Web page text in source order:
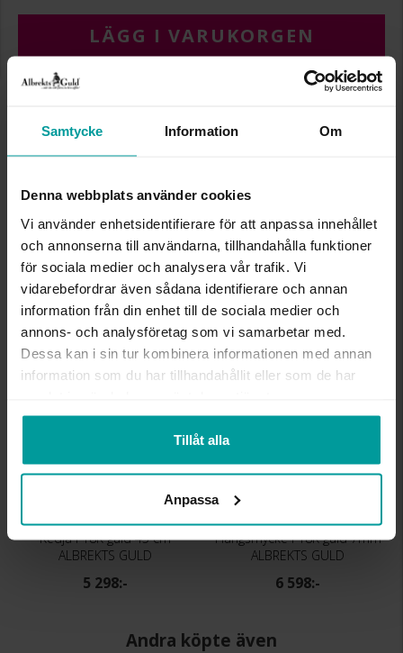
Samtycke Information Om
Denna webbplats använder cookies
Vi använder enhetsidentifierare för att anpassa innehållet
och annonserna till användarna, tillhandahålla funktioner
för sociala medier och analysera vår trafik. Vi
vidarebefordrar även sådana identifierare och annan
information från din enhet till de sociala medier och
annons- och analysföretag som vi samarbetar med.
Dessa kan i sin tur kombinera informationen med annan
information som du har tillhandahållit eller som de har
Tillåt alla
Anpassa
LÄGG I VARUKORGEN
BREDD CA (MM)
VARUMÄRKE
Albrekts Guld
MATERIAL
Guld
ÄDELMETALL
18K Gold
Massivt
VIKT CA (GRAM)
2,6
Liknande produkter
Kedja i 18K guld 45 cm
ALBREKTS GULD
5 298:-
Hängsmycke i 18K guld 7mm
ALBREKTS GULD
6 598:-
Andra köpte även